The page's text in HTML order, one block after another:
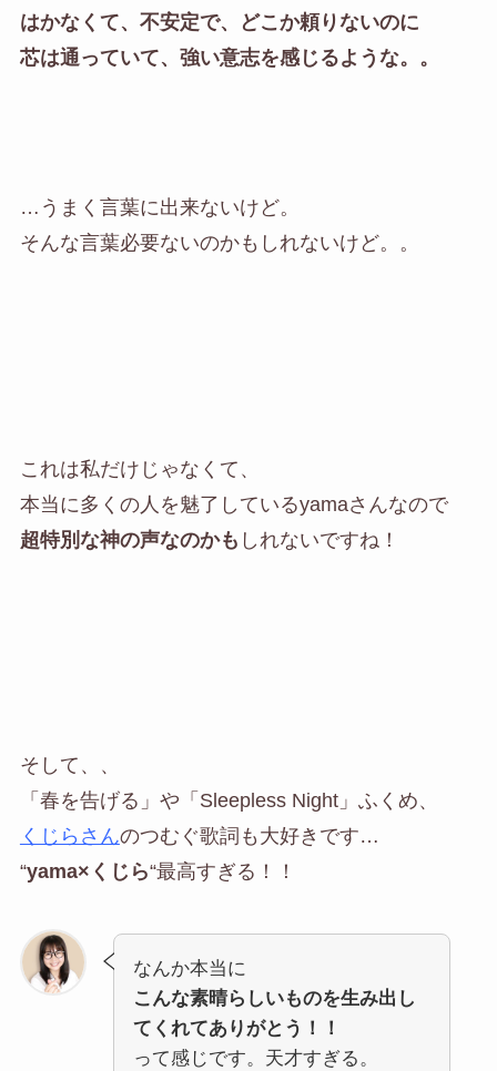
はかなくて、不安定で、どこか頼りないのに
芯は通っていて、強い意志を感じるような。。
…うまく言葉に出来ないけど。
そんな言葉必要ないのかもしれないけど。。
これは私だけじゃなくて、
本当に多くの人を魅了しているyamaさんなので
超特別な神の声なのかも しれないですね！
そして、、
「春を告げる」や「Sleepless Night」ふくめ、
くじらさんのつむぐ歌詞も大好きです…
“yama×くじら“最高すぎる！！
なんか本当に
こんな素晴らしいものを生み出し
てくれてありがとう！！
って感じです。天才すぎる。